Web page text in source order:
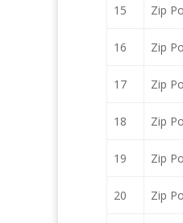
15 Zip
16 Zip
17 Zip
18 Zip
19 Zip
20 Zip